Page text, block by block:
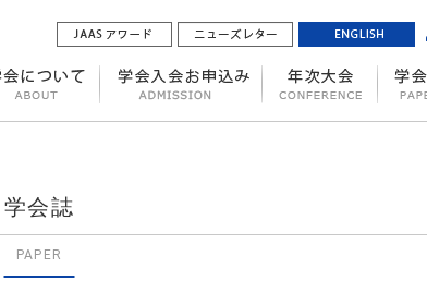
学会誌
PAPER